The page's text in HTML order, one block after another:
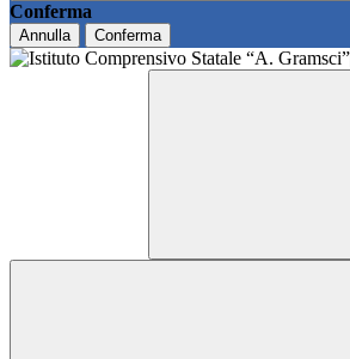
Conferma
Annulla Conferma